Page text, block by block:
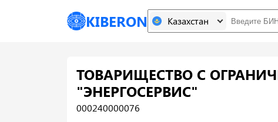
KIBERON Казахстан
ТОВАРИЩЕСТВО С
"ЭНЕРГОСЕРВИС"
000240000076